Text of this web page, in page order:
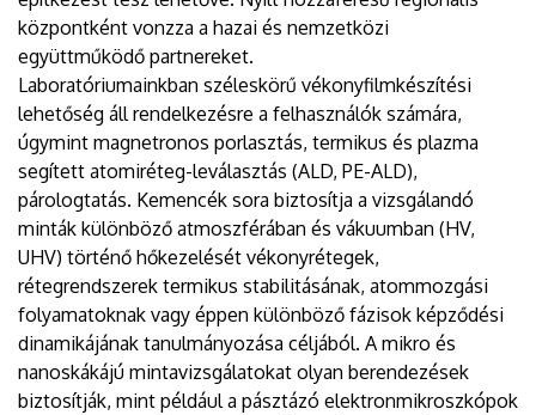
központként vonzza a hazai és nemzetközi
együttműködő partnereket.
Laboratóriumainkban széleskörű vékonyfilmkészítési
lehetőség áll rendelkezésre a felhasználók számára,
úgymint magnetronos porlasztás, termikus és plazma
segített atomiréteg-leválasztás (ALD, PE-ALD),
párologtatás. Kemencék sora biztosítja a vizsgálandó
minták különböző atmoszférában és vákuumban (HV,
UHV) történő hőkezelését vékonyrétegek,
rétegrendszerek termikus stabilitásának, atommozgási
folyamatoknak vagy éppen különböző fázisok képződési
dinamikájának tanulmányozása céljából. A mikro és
nanoskákájú mintavizsgálatokat olyan berendezések
biztosítják, mint például a pásztázó elektronmikroszkópok